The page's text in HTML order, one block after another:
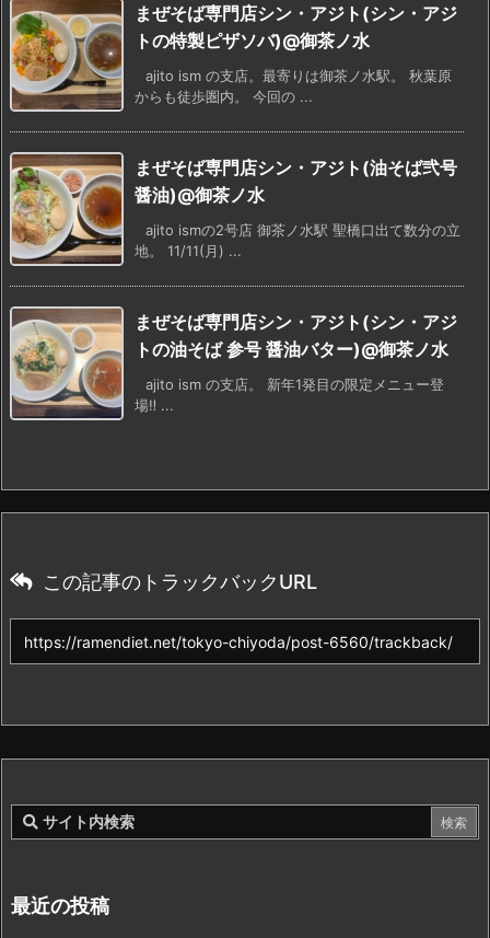
まぜそば専門店シン・アジト(シン・アジ
トの特製ピザソバ)@御茶ノ水
ajito ism の支店。最寄りは御茶ノ水駅。 秋葉原
からも徒歩圏内。 今回の ...
まぜそば専門店シン・アジト(油そば弐号
醤油)@御茶ノ水
ajito ismの2号店 御茶ノ水駅 聖橋口出て数分の立
地。 11/11(月) ...
まぜそば専門店シン・アジト(シン・アジ
トの油そば 参号 醤油バター)@御茶ノ水
ajito ism の支店。 新年1発目の限定メニュー登
場‼ ...
この記事のトラックバックURL
最近の投稿